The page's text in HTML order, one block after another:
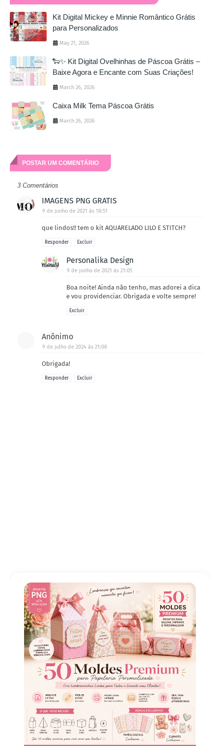
Kit Digital Mickey e Minnie Romântico Grátis
para Personalizados
May 21, 2026
🐑✨ Kit Digital Ovelhinhas de Páscoa Grátis –
Baixe Agora e Encante com Suas Criações!
March 26, 2026
Caixa Milk Tema Páscoa Grátis
March 26, 2026
POSTAR UM COMENTÁRIO
3 Comentários
IMAGENS PNG GRATIS
9 de junho de 2021 às 18:51
que lindos!! tem o kit AQUARELADO LILO E STITCH?
Responder Excluir
Personalika Design
9 de junho de 2021 às 21:05
Boa noite! Ainda não tenho, mas adorei a dica
e vou providenciar. Obrigada e volte sempre!
Excluir
Anônimo
9 de julho de 2024 às 21:08
Obrigada!
Responder Excluir